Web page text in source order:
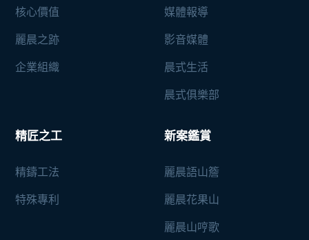
核心價值
麗晨之跡
企業組織
媒體報導
影音媒體
晨式生活
晨式俱樂部
精匠之工
精鑄工法
特殊專利
新案鑑賞
麗晨語山簷
麗晨花果山
麗晨山哼歌